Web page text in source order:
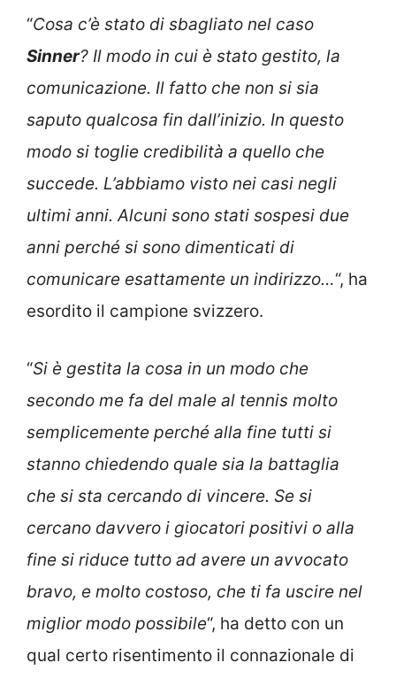
“Cosa c’è stato di sbagliato nel caso
Sinner? Il modo in cui è stato gestito, la
comunicazione. Il fatto che non si sia
saputo qualcosa fin dall’inizio. In questo
modo si toglie credibilità a quello che
succede. L’abbiamo visto nei casi negli
ultimi anni. Alcuni sono stati sospesi due
anni perché si sono dimenticati di
comunicare esattamente un indirizzo…“, ha
esordito il campione svizzero.
“Si è gestita la cosa in un modo che
secondo me fa del male al tennis molto
semplicemente perché alla fine tutti si
stanno chiedendo quale sia la battaglia
che si sta cercando di vincere. Se si
cercano davvero i giocatori positivi o alla
fine si riduce tutto ad avere un avvocato
bravo, e molto costoso, che ti fa uscire nel
miglior modo possibile“, ha detto con un
qual certo risentimento il connazionale di